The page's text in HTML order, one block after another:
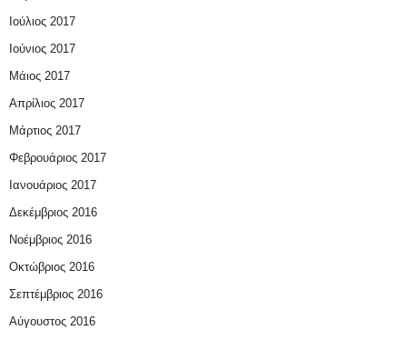
Ιούλιος 2017
Ιούνιος 2017
Μάιος 2017
Απρίλιος 2017
Μάρτιος 2017
Φεβρουάριος 2017
Ιανουάριος 2017
Δεκέμβριος 2016
Νοέμβριος 2016
Οκτώβριος 2016
Σεπτέμβριος 2016
Αύγουστος 2016